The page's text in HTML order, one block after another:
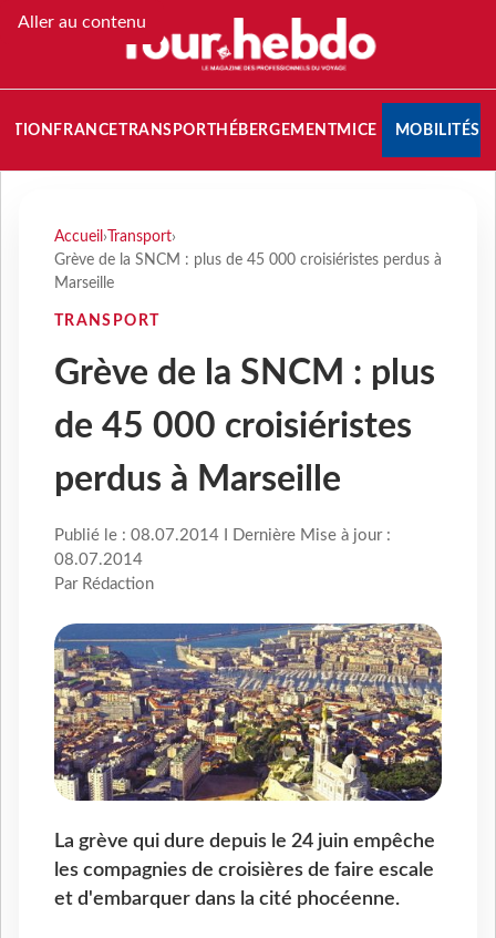
Aller au contenu
FRANCETRANSPORT HÉBERGEMENTMICE MOBILITÉS
Accueil › Transport›
Grève de la SNCM : plus de 45 000 croisiéristes perdus à
Marseille
TRANSPORT
Grève de la SNCM : plus
de 45 000 croisiéristes
perdus à Marseille
Publié le : 08.07.2014 I Dernière Mise à jour :
08.07.2014
Par Rédaction
La grève qui dure depuis le 24 juin empêche
les compagnies de croisières de faire escale
et d'embarquer dans la cité phocéenne.